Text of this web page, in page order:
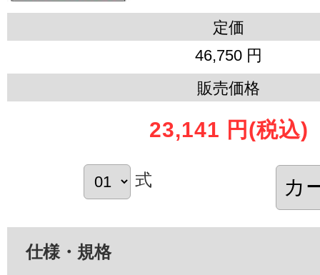
定価
46,750 円
販売価格
23,141 円 (税込)
式
仕様・規格